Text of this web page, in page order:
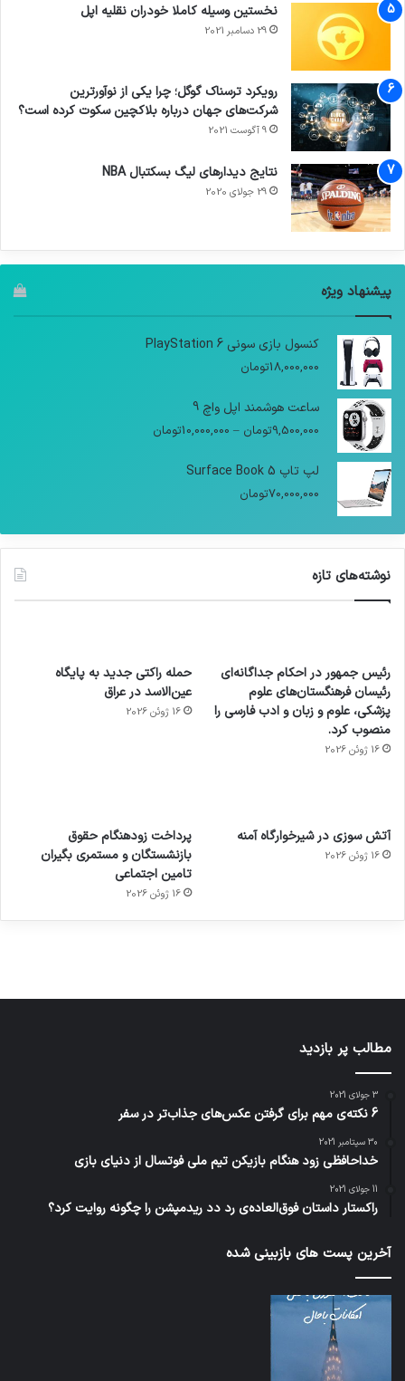
نخستین وسیله کاملا خودران نقلیه اپل
29 دسامبر 2021
رویکرد ترسناک گوگل؛ چرا یکی از نوآورترین
شرکت‌های جهان درباره بلاکچین سکوت کرده است؟
9 آگوست 2021
نتایج دیدار‌های لیگ بسکتبال NBA
29 جولای 2020
پیشنهاد ویژه
کنسول بازی سونی PlayStation 6
18,000,000تومان
ساعت هوشمند اپل واچ 9
9,500,000تومان –
10,000,000تومان
لپ تاپ Surface Book 5
70,000,000تومان
نوشته‌های تازه
رئیس جمهور در احکام جداگانه‌ای
رئیسان فرهنگستان‌های علوم
پزشکی، علوم و زبان و ادب فارسی را
منصوب کرد.
16 ژوئن 2026
حمله راکتی جدید به پایگاه
عین‌الاسد در عراق
16 ژوئن 2026
آتش سوزی در شیرخوارگاه آمنه
16 ژوئن 2026
پرداخت زودهنگام حقوق
بازنشستگان و مستمری بگیران
تامین اجتماعی
16 ژوئن 2026
برای
کشف
توسط
مجازی
…
ساعت
هوشمند
با طعم
توسط
ژاکت
در
های
2023
توسط
مطالب پر بازدید
3 جولای 2021
6 نکته‌ی مهم برای گرفتن عکس‌های جذاب‌تر در سفر
30 سپتامبر 2021
خداحافظی زود هنگام بازیکن تیم ملی فوتسال از دنیای بازی
11 جولای 2021
راکستار داستان فوق‌العاده‌ی رد دد ریدمپشن را چگونه روایت کرد؟
آخرین پست های بازبینی شده